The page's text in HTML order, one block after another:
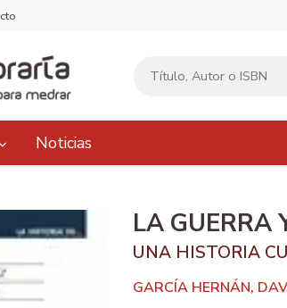
Noticias
LA GUERRA
UNA HISTORIA
GARCÍA HERNÁN,